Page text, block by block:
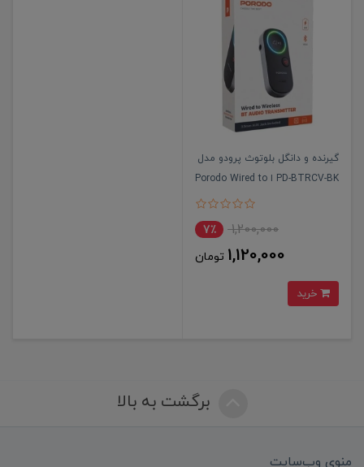
گیرنده و دانگل بلوتوث پرودو مدل
PD-BTRCV-BK ا Porodo Wired to
Wireless BT Audio Transmitter
1,200,000 7٪
1,120,000 تومان
برگشت به بالا
منوی وب‌سایت